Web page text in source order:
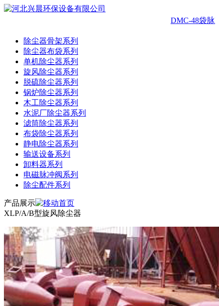
DMC-48袋脉
除尘器骨架系列
除尘器布袋系列
单机除尘器系列
旋风除尘器系列
脱硫除尘器系列
锅炉除尘器系列
木工除尘器系列
水泥厂除尘器系列
滤筒除尘器系列
布袋除尘器系列
静电除尘器系列
输送设备系列
卸料器系列
电磁脉冲阀系列
除尘配件系列
产品展示
XLP/A/B型旋风除尘器